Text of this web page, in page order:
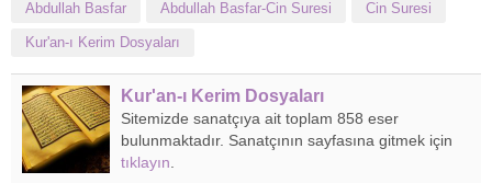
Abdullah Basfar Abdullah Basfar-Cin Suresi Cin Suresi
Kur'an-ı Kerim Dosyaları
Kur'an-ı Kerim Dosyaları
Sitemizde sanatçıya ait toplam 858 eser
bulunmaktadır. Sanatçının sayfasına gitmek için
tıklayın